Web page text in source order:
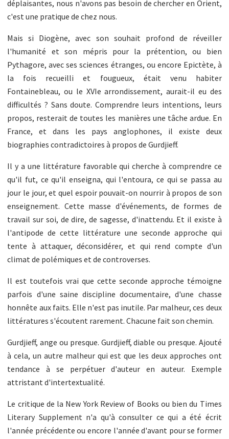
déplaisantes, nous n'avons pas besoin de chercher en Orient,
c'est une pratique de chez nous.
Mais si Diogène, avec son souhait profond de réveiller
l'humanité et son mépris pour la prétention, ou bien
Pythagore, avec ses sciences étranges, ou encore Epictète, à
la fois recueilli et fougueux, était venu habiter
Fontainebleau, ou le XVIe arrondissement, aurait-il eu des
difficultés ? Sans doute. Comprendre leurs intentions, leurs
propos, resterait de toutes les manières une tâche ardue. En
France, et dans les pays anglophones, il existe deux
biographies contradictoires à propos de Gurdjieff.
Il y a une littérature favorable qui cherche à comprendre ce
qu'il fut, ce qu'il enseigna, qui l'entoura, ce qui se passa au
jour le jour, et quel espoir pouvait-on nourrir à propos de son
enseignement. Cette masse d'événements, de formes de
travail sur soi, de dire, de sagesse, d'inattendu. Et il existe à
l'antipode de cette littérature une seconde approche qui
tente à attaquer, déconsidérer, et qui rend compte d'un
climat de polémiques et de controverses.
Il est toutefois vrai que cette seconde approche témoigne
parfois d'une saine discipline documentaire, d'une chasse
honnête aux faits. Elle n'est pas inutile. Par malheur, ces deux
littératures s'écoutent rarement. Chacune fait son chemin.
Gurdjieff, ange ou presque. Gurdjieff, diable ou presque. Ajouté
à cela, un autre malheur qui est que les deux approches ont
tendance à se perpétuer d'auteur en auteur. Exemple
attristant d'intertextualité.
Le critique de la New York Review of Books ou bien du Times
Literary Supplement n'a qu'à consulter ce qui a été écrit
l'année précédente ou encore l'année d'avant pour se former